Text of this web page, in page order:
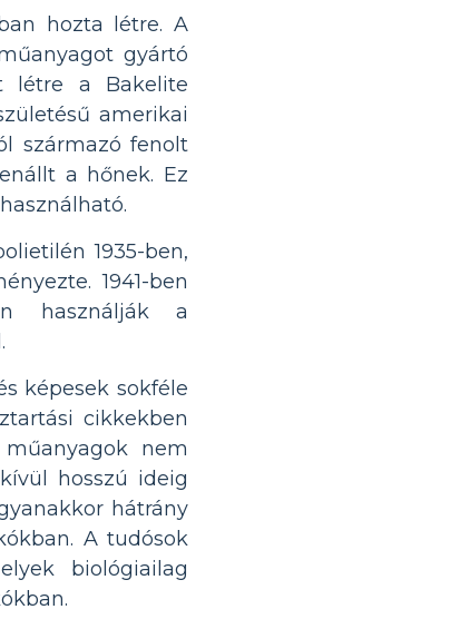
hozta létre. A
gyártó
létre a Bakelite
amerikai
származó fenolt
a hőnek. Ez
1935-ben,
1941-ben
használják a
képesek sokféle
cikkekben
nem
hosszú ideig
hátrány
A tudósok
biológiailag